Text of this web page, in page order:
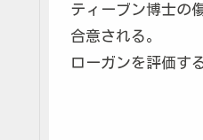
ティーブン博士の
合意される。
ローガンを評価す